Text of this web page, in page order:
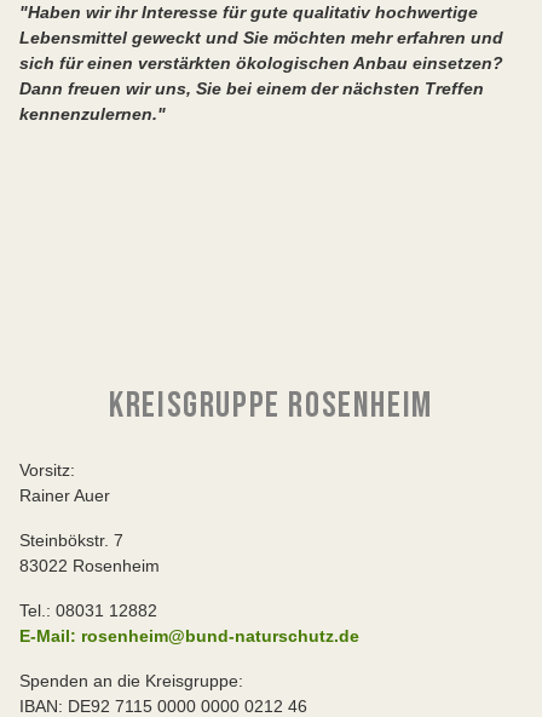
"Haben wir ihr Interesse für gute qualitativ hochwertige
Lebensmittel geweckt und Sie möchten mehr erfahren und
sich für einen verstärkten ökologischen Anbau einsetzen?
Dann freuen wir uns, Sie bei einem der nächsten Treffen
kennenzulernen."
KREISGRUPPE ROSENHEIM
Vorsitz:
Rainer Auer
Steinbökstr. 7
83022 Rosenheim
Tel.: 08031 12882
E-Mail: rosenheim@bund-naturschutz.de
Spenden an die Kreisgruppe:
IBAN: DE92 7115 0000 0000 0212 46